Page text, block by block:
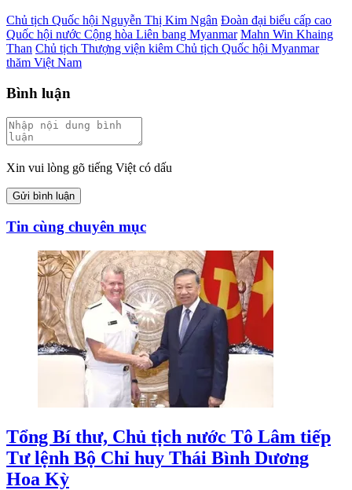
Chủ tịch Quốc hội Nguyễn Thị Kim Ngân Đoàn đại biểu cấp cao
Quốc hội nước Cộng hòa Liên bang Myanmar Mahn Win Khaing
Than Chủ tịch Thượng viện kiêm Chủ tịch Quốc hội Myanmar
thăm Việt Nam
Bình luận
Xin vui lòng gõ tiếng Việt có dấu
Gửi bình luận
Tin cùng chuyên mục
Tổng Bí thư, Chủ tịch nước Tô Lâm tiếp
Tư lệnh Bộ Chỉ huy Thái Bình Dương
Hoa Kỳ